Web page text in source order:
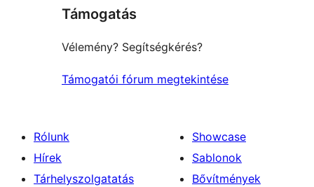
reviews
Támogatás
Vélemény? Segítségkérés?
Támogatói fórum megtekintése
Rólunk
Hírek
Tárhelyszolgatatás
Showcase
Sablonok
Bővítmények